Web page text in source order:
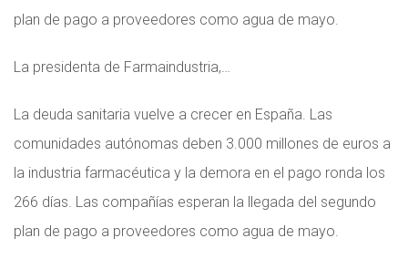
plan de pago a proveedores como agua de mayo.
La presidenta de Farmaindustria,…
La deuda sanitaria vuelve a crecer en España. Las
comunidades autónomas deben 3.000 millones de euros a
la industria farmacéutica y la demora en el pago ronda los
266 días. Las compañías esperan la llegada del segundo
plan de pago a proveedores como agua de mayo.